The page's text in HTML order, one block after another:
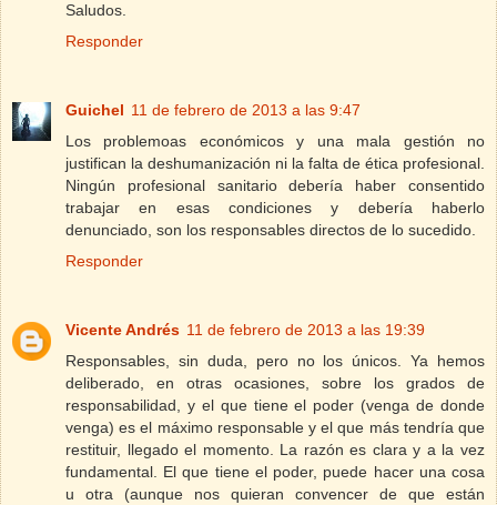
Saludos.
Responder
Guichel 11 de febrero de 2013 a las 9:47
Los problemoas económicos y una mala gestión no
justifican la deshumanización ni la falta de ética profesional.
Ningún profesional sanitario debería haber consentido
trabajar en esas condiciones y debería haberlo
denunciado, son los responsables directos de lo sucedido.
Responder
Vicente Andrés 11 de febrero de 2013 a las 19:39
Responsables, sin duda, pero no los únicos. Ya hemos
deliberado, en otras ocasiones, sobre los grados de
responsabilidad, y el que tiene el poder (venga de donde
venga) es el máximo responsable y el que más tendría que
restituir, llegado el momento. La razón es clara y a la vez
fundamental. El que tiene el poder, puede hacer una cosa
u otra (aunque nos quieran convencer de que están